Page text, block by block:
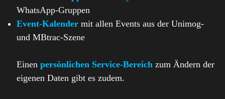
WhatsApp-Gruppen
Event-Kalender mit allen Events aus der Unimog-
und MBtrac-Szene
Einen persönlichen Service-Bereich zum Ändern der
eigenen Daten gibt es zudem.